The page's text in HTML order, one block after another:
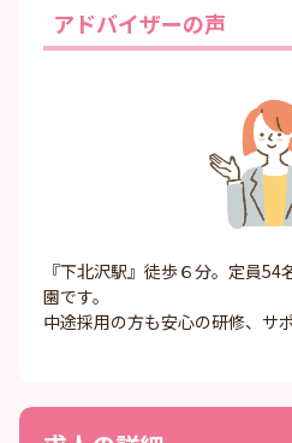
アドバイザーの声
『下北沢駅』徒歩６分。定員
園です。
中途採用の方も安心の研修、サ